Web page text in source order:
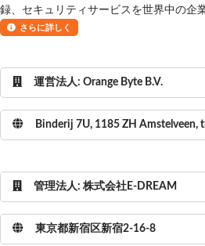
録、セキュリティサービスを世界中の企
さらに詳しく
運営法人: Orange Byte B.V.
Binderij 7U, 1185 ZH Amstelveen,
管理法人: 株式会社E-DREAM
東京都新宿区新宿2-16-8